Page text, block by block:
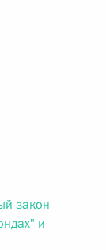
закон
и